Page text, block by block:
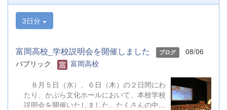
3日分
富岡高校_学校説明会を開催しました ブログ
08/06
パブリック
富岡高校
８月５日（水）、６日（木）の２日間にわ
たり、かぶら文化ホールにおいて、本校学校
説明会を開催いたしました。たくさんの中学